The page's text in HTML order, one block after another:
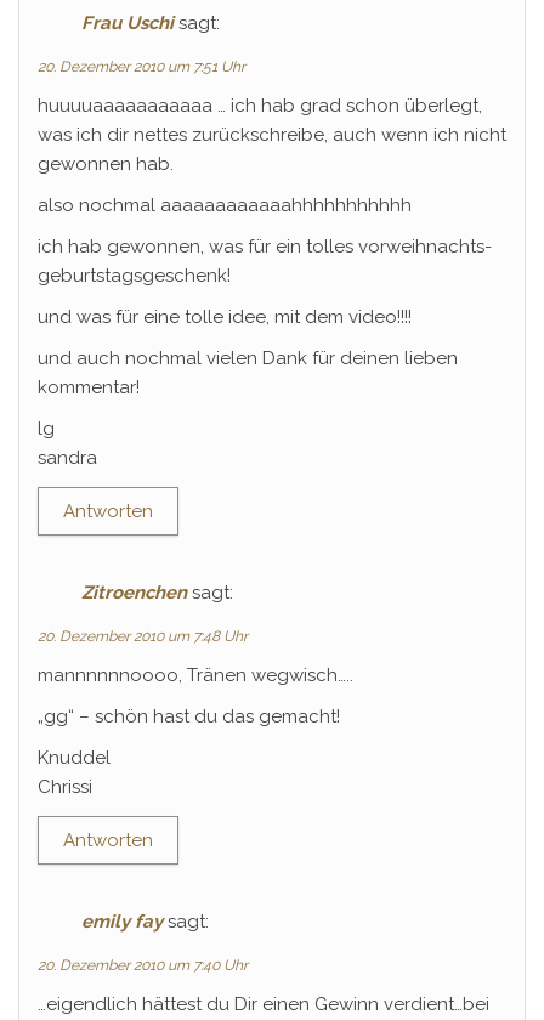
Frau Uschi sagt:
20. Dezember 2010 um 7:51 Uhr
huuuuaaaaaaaaaaa … ich hab grad schon überlegt,
was ich dir nettes zurückschreibe, auch wenn ich nicht
gewonnen hab.
also nochmal aaaaaaaaaaaahhhhhhhhhhh
ich hab gewonnen, was für ein tolles vorweihnachts-
geburtstagsgeschenk!
und was für eine tolle idee, mit dem video!!!!
und auch nochmal vielen Dank für deinen lieben
kommentar!
lg
sandra
Antworten
Zitroenchen sagt:
20. Dezember 2010 um 7:48 Uhr
mannnnnnoooo, Tränen wegwisch…..
„gg“ – schön hast du das gemacht!
Knuddel
Chrissi
Antworten
emily fay sagt:
20. Dezember 2010 um 7:40 Uhr
…eigendlich hättest du Dir einen Gewinn verdient…bei